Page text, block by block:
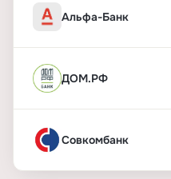
Альфа-Банк
ДОМ.РФ
Совкомбанк